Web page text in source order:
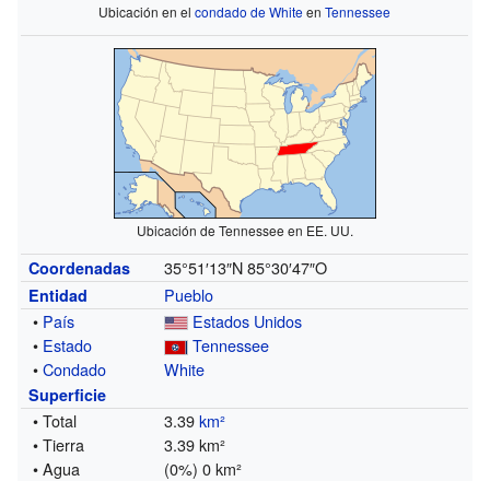
Ubicación en elcondado de WhiteenTennessee
Ubicación de Tennessee en EE. UU.
Coordenadas 35°51′13″N 85°30′47″O
Entidad
Pueblo
• País
Estados Unidos
• Estado
Tennessee
•Condado White
Superficie
• Total 3.39km²
• Tierra
3.39 km²
• Agua
(0%) 0 km²